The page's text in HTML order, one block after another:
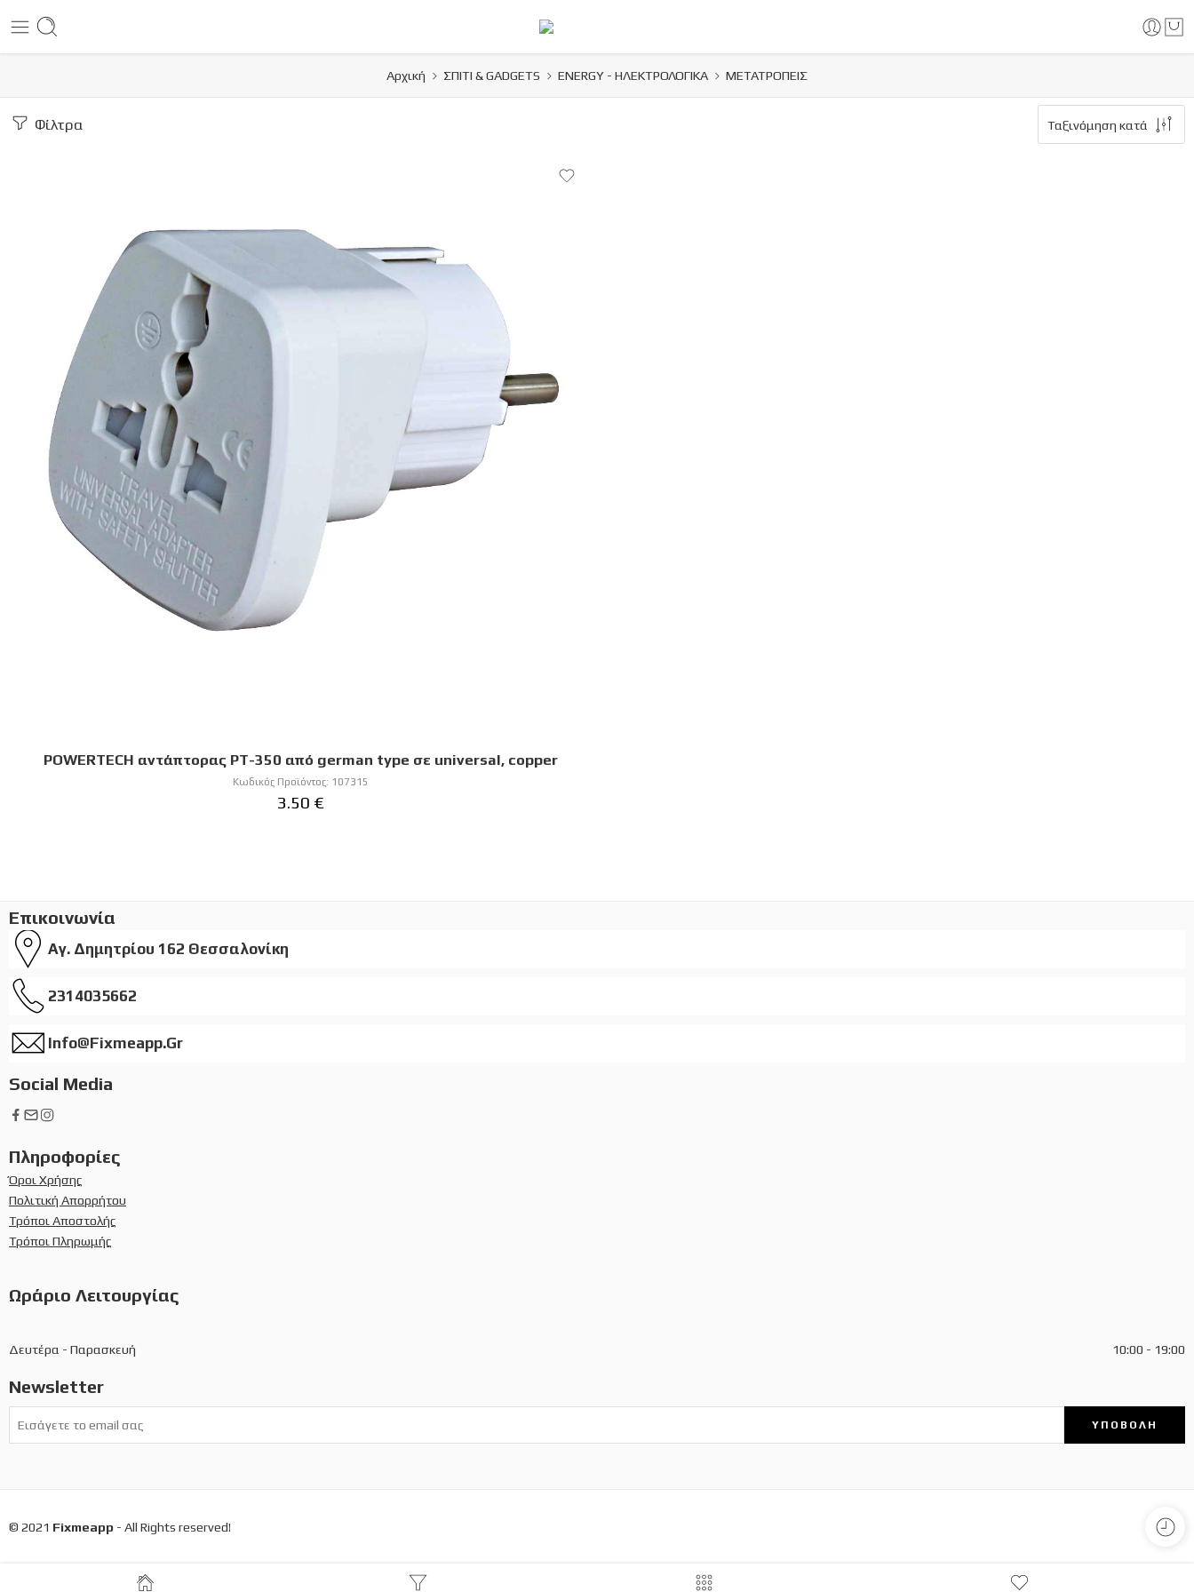
Αρχική ΣΠΙΤΙ & GADGETS ENERGY - ΗΛΕΚΤΡΟΛΟΓΙΚΑ ΜΕΤΑΤΡΟΠΕΙΣ
Φίλτρα Ταξινόμηση κατά
Κωδικός Προϊόντος: 107315
POWERTECH αντάπτορας PT-350 από german type σε universal, copper
3.50 €
Επικοινωνία
Αγ. Δημητρίου 162 Θεσσαλονίκη
2314035662
Info@fixmeapp.gr
Social Media
Πληροφορίες
Όροι Χρήσης
Πολιτική Απορρήτου
Τρόποι Αποστολής
Τρόποι Πληρωμής
Ωράριο Λειτουργίας
Δευτέρα - Παρασκευή 10:00 - 19:00
Newsletter
© 2021 Fixmeapp - All Rights reserved!